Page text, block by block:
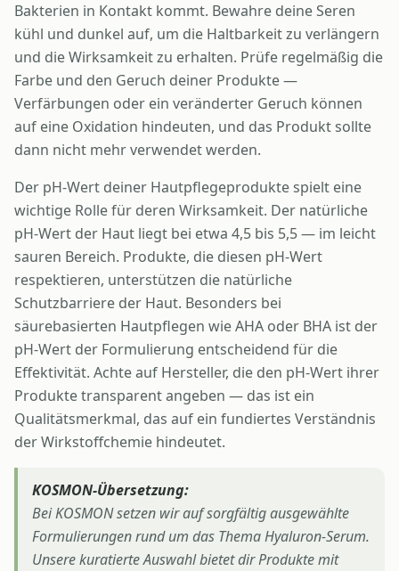
Bakterien in Kontakt kommt. Bewahre deine Seren
kühl und dunkel auf, um die Haltbarkeit zu verlängern
und die Wirksamkeit zu erhalten. Prüfe regelmäßig die
Farbe und den Geruch deiner Produkte —
Verfärbungen oder ein veränderter Geruch können
auf eine Oxidation hindeuten, und das Produkt sollte
dann nicht mehr verwendet werden.
Der pH-Wert deiner Hautpflegeprodukte spielt eine
wichtige Rolle für deren Wirksamkeit. Der natürliche
pH-Wert der Haut liegt bei etwa 4,5 bis 5,5 — im leicht
sauren Bereich. Produkte, die diesen pH-Wert
respektieren, unterstützen die natürliche
Schutzbarriere der Haut. Besonders bei
säurebasierten Hautpflegen wie AHA oder BHA ist der
pH-Wert der Formulierung entscheidend für die
Effektivität. Achte auf Hersteller, die den pH-Wert ihrer
Produkte transparent angeben — das ist ein
Qualitätsmerkmal, das auf ein fundiertes Verständnis
der Wirkstoffchemie hindeutet.
KOSMON-Übersetzung:
Bei KOSMON setzen wir auf sorgfältig ausgewählte
Formulierungen rund um das Thema Hyaluron-Serum.
Unsere kuratierte Auswahl bietet dir Produkte mit